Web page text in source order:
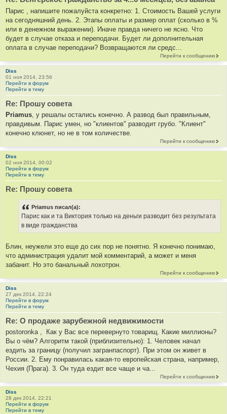
Парис , напишите пожалуйста конкретно: 1. Стоимость Вашей услуги
на сегодняшний день. 2. Этапы оплаты и размер оплат (сколько в %
или в денежном выражении). Иначе правда ничего не ясно. Что
будет в случае отказа и переподачи. Будет ли дополнительная
оплата в случае переподачи? Возвращаются ли средс...
Перейти к сообщению
Diss
01 ноя 2014, 23:56
Перейти в форум
Перейти в тему
Re: Прошу совета
Priamus, у решалы остались конечно. А развод был правильным,
правдивым. Парис умен, но "клиентов" разводит грубо. "Клиент"
конечно клюнет, но не в том количестве.
Перейти к сообщению
Diss
02 ноя 2014, 00:02
Перейти в форум
Перейти в тему
Re: Прошу совета
Priamus писал(а):
Парис как и та Виктория только на деньги разводит без результата
в виде гражданства
Блин, неужели это еще до сих пор не понятно. Я конечно понимаю,
что администрация удалит мой комментарий, а может и меня
забанит. Но это банальный лохотрон.
Перейти к сообщению
Diss
27 дек 2014, 22:24
Перейти в форум
Перейти в тему
Re: О продаже зарубежной недвижимости
postoronka , Как у Вас все перевернуто товарищ. Какие миллионы?
Вы о чём? Алгоритм такой (приблизительно): 1. Человек начал
ездить за границу (получил загранпаспорт). При этом он живет в
России. 2. Ему понравилась какая-то европейская страна, например,
Чехия (Прага). 3. Он туда ездит все чаще и ча...
Перейти к сообщению
Diss
28 дек 2014, 22:21
Перейти в форум
Перейти в тему